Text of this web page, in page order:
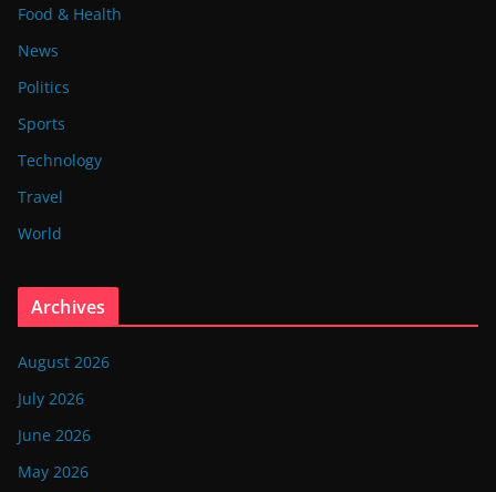
Food & Health
News
Politics
Sports
Technology
Travel
World
Archives
August 2026
July 2026
June 2026
May 2026